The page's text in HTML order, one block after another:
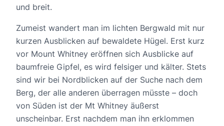
und breit.
Zumeist wandert man im lichten Bergwald mit nur
kurzen Ausblicken auf bewaldete Hügel. Erst kurz
vor Mount Whitney eröffnen sich Ausblicke auf
baumfreie Gipfel, es wird felsiger und kälter. Stets
sind wir bei Nordblicken auf der Suche nach dem
Berg, der alle anderen überragen müsste – doch
von Süden ist der Mt Whitney äußerst
unscheinbar. Erst nachdem man ihn erklommen